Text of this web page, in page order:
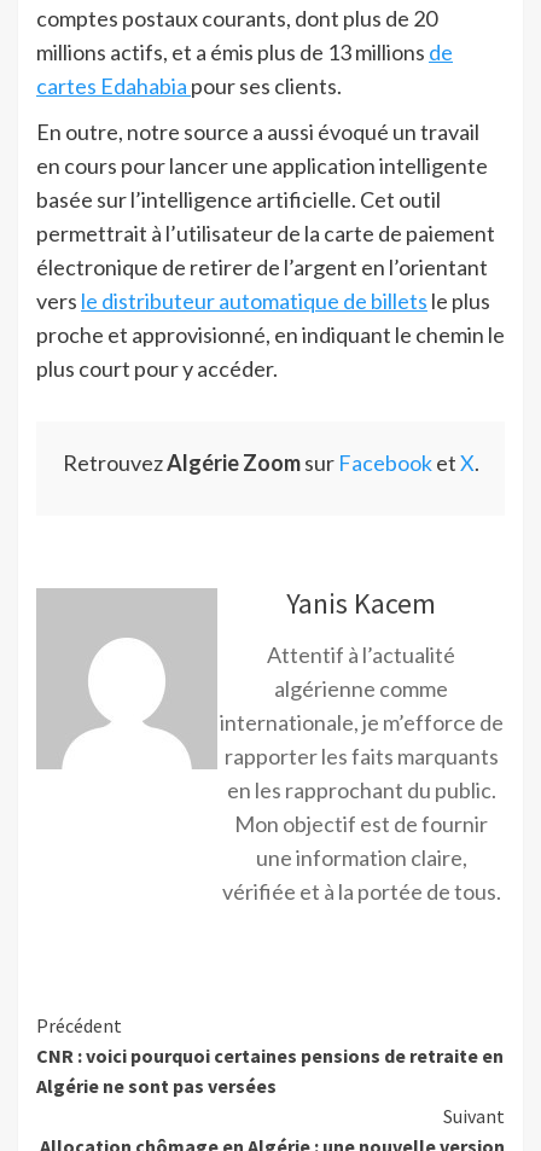
comptes postaux courants, dont plus de 20
millions actifs, et a émis plus de 13 millions de
cartes Edahabia pour ses clients.
En outre, notre source a aussi évoqué un travail
en cours pour lancer une application intelligente
basée sur l’intelligence artificielle. Cet outil
permettrait à l’utilisateur de la carte de paiement
électronique de retirer de l’argent en l’orientant
vers le distributeur automatique de billets le plus
proche et approvisionné, en indiquant le chemin le
plus court pour y accéder.
RetrouvezAlgérie Zoomsur FacebooketX.
Yanis Kacem
Attentif à l’actualité
algérienne comme
internationale, je m’efforce de
rapporter les faits marquants
en les rapprochant du public.
Mon objectif est de fournir
une information claire,
vérifiée et à la portée de tous.
Précédent
CNR : voici pourquoi certaines pensions de retraite en
Algérie ne sont pas versées
Suivant